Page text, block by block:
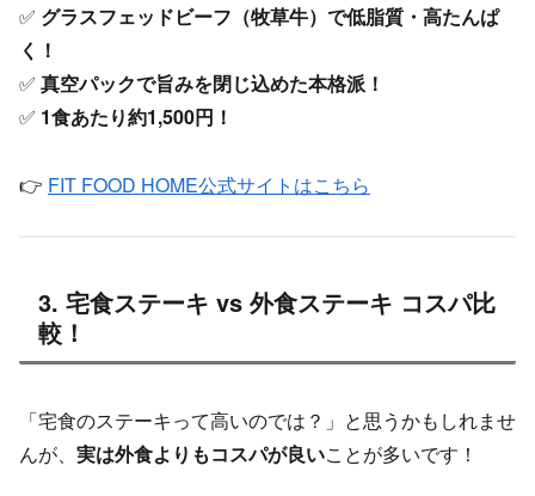
✅ グラスフェッドビーフ（牧草牛）で低脂質・高たんぱ
く！
✅ 真空パックで旨みを閉じ込めた本格派！
✅ 1食あたり約1,500円！
👉 FIT FOOD HOME公式サイトはこちら
3. 宅食ステーキ vs 外食ステーキ コスパ比
較！
「宅食のステーキって高いのでは？」と思うかもしれませ
んが、 実は外食よりもコスパが良いことが多いです！